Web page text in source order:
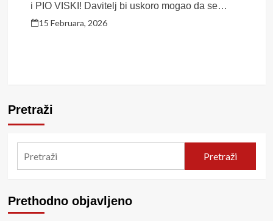
i PIO VISKI! Davitelj bi uskoro mogao da se
NAĐE NA SLOBODI, porodica objavila čitulju:
Jedno pitanje ostaje bez odgovora
15 Februara, 2026
Pretraži
Pretraži
Prethodno objavljeno